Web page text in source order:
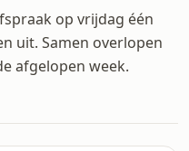
op vrijdag één
uit. Samen overlopen
afgelopen week.